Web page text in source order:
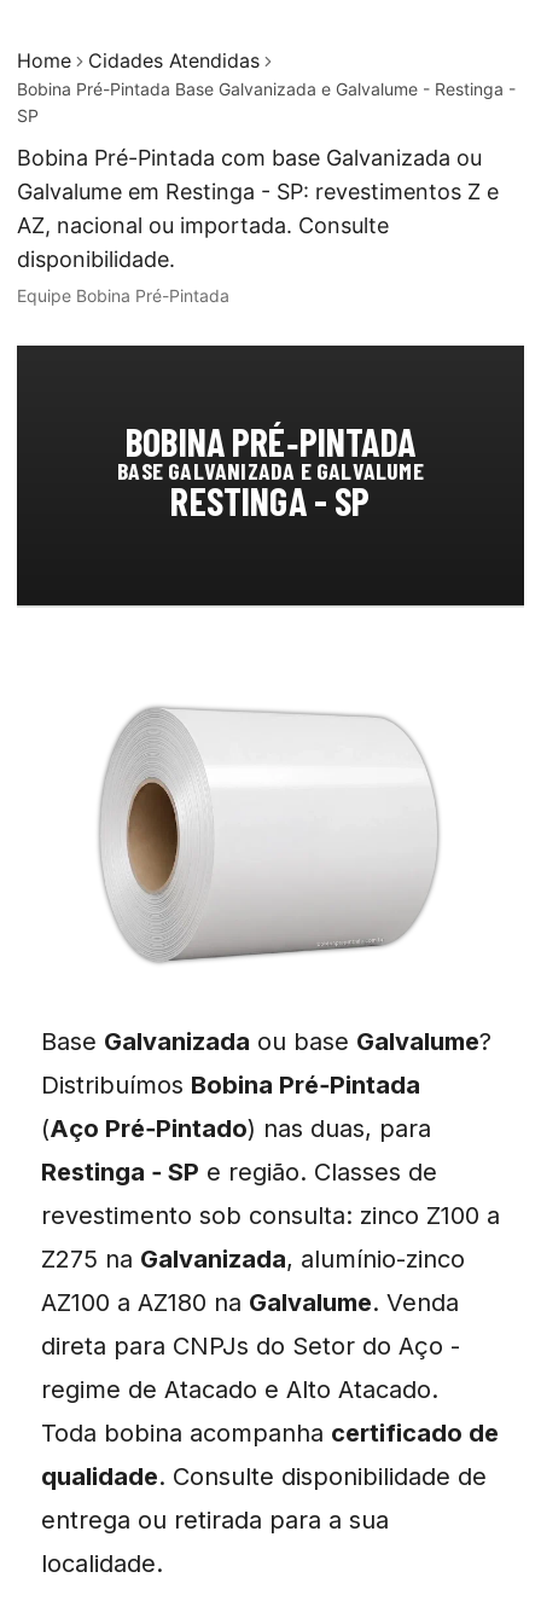
Home Cidades Atendidas
Bobina Pré-Pintada Base Galvanizada e Galvalume - Restinga -
SP
Bobina Pré-Pintada com base Galvanizada ou
Galvalume em Restinga - SP: revestimentos Z e
AZ, nacional ou importada. Consulte
disponibilidade.
Equipe Bobina Pré-Pintada
BOBINA PRÉ‑PINTADA
BASE GALVANIZADA E GALVALUME
RESTINGA - SP
Base Galvanizada ou base Galvalume?
Distribuímos Bobina Pré‑Pintada
(Aço Pré‑Pintado) nas duas, para
Restinga ‑ SP e região. Classes de
revestimento sob consulta: zinco Z100 a
Z275 na Galvanizada, alumínio-zinco
AZ100 a AZ180 na Galvalume. Venda
direta para CNPJs do Setor do Aço -
regime de Atacado e Alto Atacado.
Toda bobina acompanha certificado de
qualidade. Consulte disponibilidade de
entrega ou retirada para a sua
localidade.